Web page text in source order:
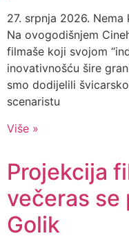
27. srpnja 2026. Nema
Na ovogodišnjem
filmaše koji svojom
inovativnošću šire
smo dodijelili
scenaristu
Više »
Projekcija
večeras se
Golik